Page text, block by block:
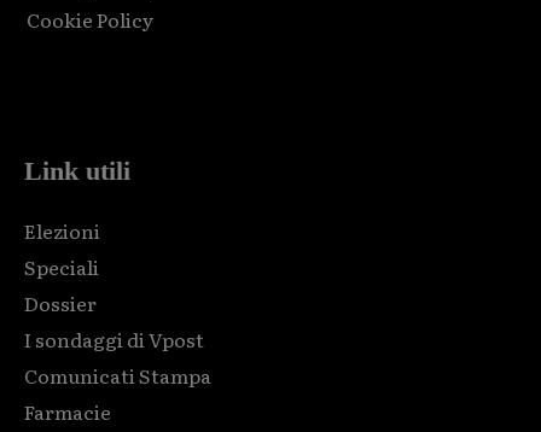
Cookie Policy
Link utili
Elezioni
Speciali
Dossier
I sondaggi di Vpost
Comunicati Stampa
Farmacie